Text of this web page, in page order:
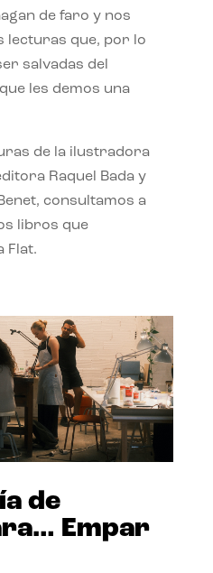
de faro y nos
lecturas que, por lo
salvadas del
les demos una
de la ilustradora
Raquel Bada y
consultamos a
libros que
Flat.
de
Empar